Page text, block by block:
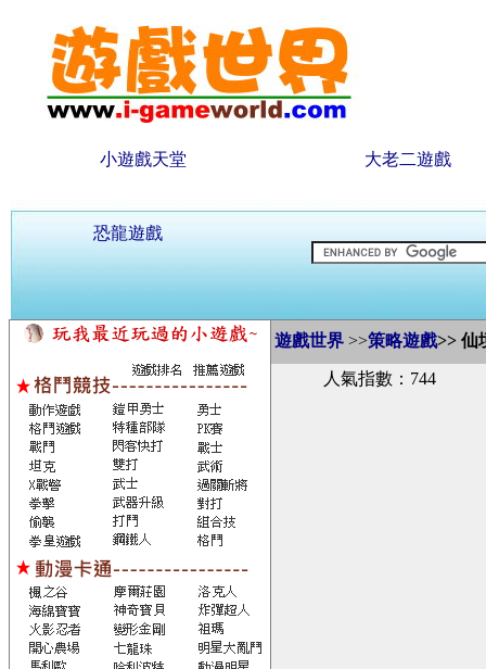
小遊戲天堂 大老二遊戲
恐龍遊戲
遊戲世界 >>策略遊戲>> 仙
人氣指數：744